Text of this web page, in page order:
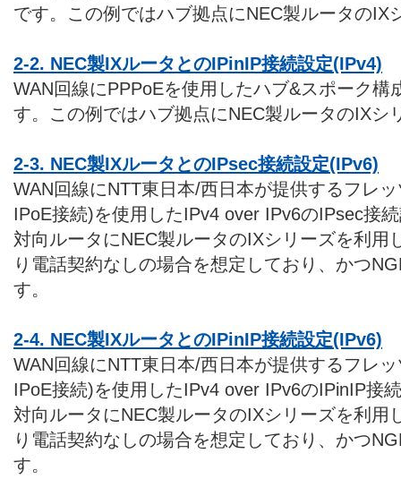
です。この例ではハブ拠点にNEC製ルータのIX
2-2. NEC製IXルータとのIPinIP接続設定(IPv4)
WAN回線にPPPoEを使用したハブ&スポーク構
す。この例ではハブ拠点にNEC製ルータのIXシ
2-3. NEC製IXルータとのIPsec接続設定(IPv6)
WAN回線にNTT東日本/西日本が提供するフレ
IPoE接続)を使用したIPv4 over IPv6のIPsec接
対向ルータにNEC製ルータのIXシリーズを利用
り電話契約なしの場合を想定しており、かつ
す。
2-4. NEC製IXルータとのIPinIP接続設定(IPv6)
WAN回線にNTT東日本/西日本が提供するフレ
IPoE接続)を使用したIPv4 over IPv6のIPinIP接
対向ルータにNEC製ルータのIXシリーズを利用
り電話契約なしの場合を想定しており、かつ
す。